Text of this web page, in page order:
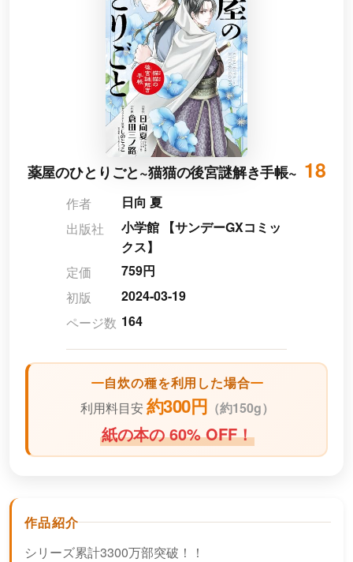
薬屋のひとりごと~猫猫の後宮謎解き手帳~ 18
作者
日向 夏
出版社
小学館 【サンデーGXコミッ
クス】
定価
759円
初版
2024-03-19
ページ数 164
自炊の種を利用した場合
利用料目安 約300円 （約150g）
紙の本の 60% OFF！
作品紹介
シリーズ累計3300万部突破！！